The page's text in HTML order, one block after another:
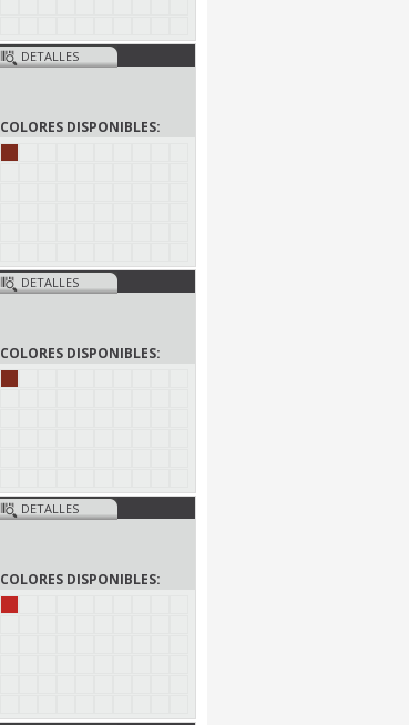
DETALLES
COLORES DISPONIBLES:
DETALLES
COLORES DISPONIBLES:
DETALLES
COLORES DISPONIBLES: